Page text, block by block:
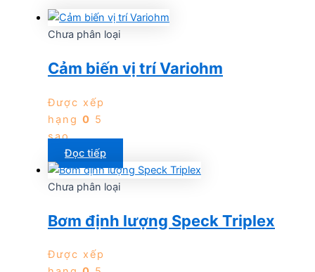
Chưa phân loại
Cảm biến vị trí Variohm
Được xếp
hạng 0 5
sao
Đọc tiếp
Chưa phân loại
Bơm định lượng Speck Triplex
Được xếp